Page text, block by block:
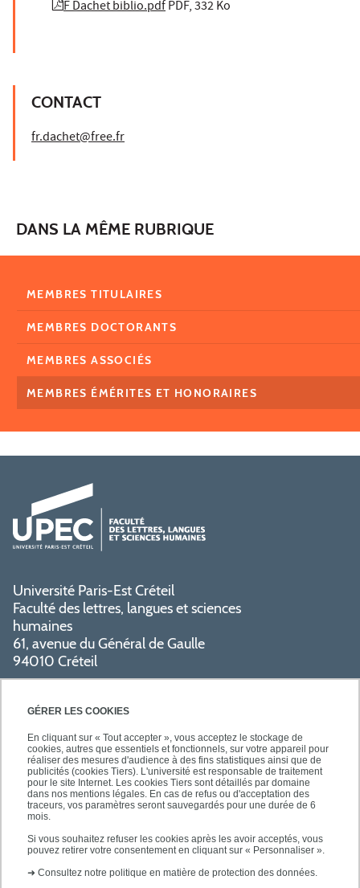
GÉRER LES COOKIES
En cliquant sur « Tout accepter », vous acceptez le stockage de
cookies, autres que essentiels et fonctionnels, sur votre appareil pour
réaliser des mesures d'audience à des fins statistiques ainsi que de
publicités (cookies Tiers). L'université est responsable de traitement
pour le site Internet. Les cookies Tiers sont détaillés par domaine
dans nos mentions légales. En cas de refus ou d'acceptation des
traceurs, vos paramètres seront sauvegardés pour une durée de 6
mois.
Si vous souhaitez refuser les cookies après les avoir acceptés, vous
pouvez retirer votre consentement en cliquant sur « Personnaliser ».
➜ Consultez notre politique en matière de protection des données.
F Dachet biblio.pdfPDF, 332 Ko
CONTACT
fr.dachet@free.fr
DANS LA MÊME RUBRIQUE
MEMBRES TITULAIRES
MEMBRES DOCTORANTS
MEMBRES ASSOCIÉS
MEMBRES ÉMÉRITES ET HONORAIRES
Université Paris-Est Créteil
Faculté des lettres, langues et sciences
humaines
61, avenue du Général de Gaulle
94010 Créteil
PRATIQUE
SUIVEZ-NOUS